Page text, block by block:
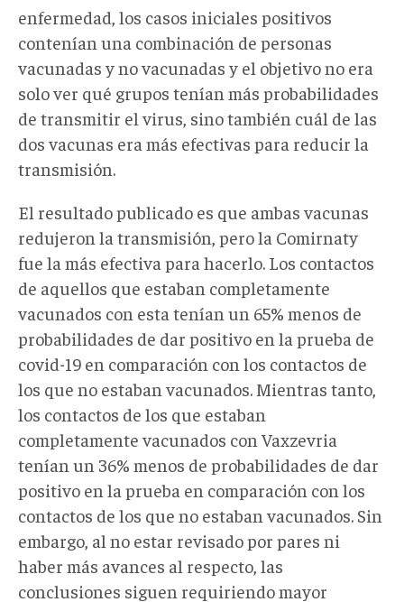
enfermedad, los casos iniciales positivos
contenían una combinación de personas
vacunadas y no vacunadas y el objetivo no era
solo ver qué grupos tenían más probabilidades
de transmitir el virus, sino también cuál de las
dos vacunas era más efectivas para reducir la
transmisión.
El resultado publicado es que ambas vacunas
redujeron la transmisión, pero la Comirnaty
fue la más efectiva para hacerlo. Los contactos
de aquellos que estaban completamente
vacunados con esta tenían un 65% menos de
probabilidades de dar positivo en la prueba de
covid-19 en comparación con los contactos de
los que no estaban vacunados. Mientras tanto,
los contactos de los que estaban
completamente vacunados con Vaxzevria
tenían un 36% menos de probabilidades de dar
positivo en la prueba en comparación con los
contactos de los que no estaban vacunados. Sin
embargo, al no estar revisado por pares ni
haber más avances al respecto, las
conclusiones siguen requiriendo mayor